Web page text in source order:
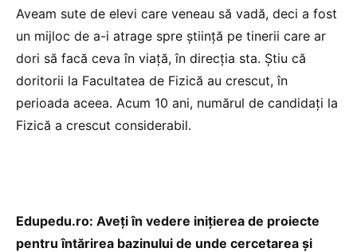
Aveam sute de elevi care veneau să vadă, deci a fost
un mijloc de a-i atrage spre știință pe tinerii care ar
dori să facă ceva în viață, în direcția sta. Știu că
doritorii la Facultatea de Fizică au crescut, în
perioada aceea. Acum 10 ani, numărul de candidați la
Fizică a crescut considerabil.
Edupedu.ro: Aveți în vedere inițierea de proiecte
pentru întărirea bazinului de unde cercetarea și